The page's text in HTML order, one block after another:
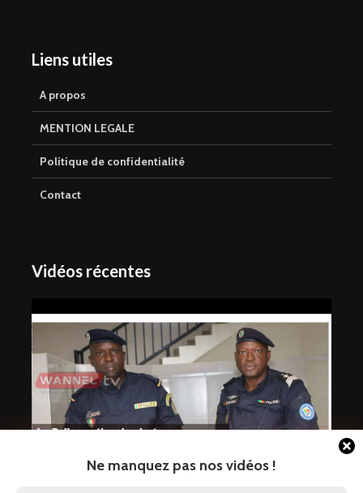
Ne manquez pas nos vidéos !
Liens utiles
A propos
MENTION LEGALE
Politique de confidentialité
Contact
Vidéos récentes
La Police nationale alerte sur une